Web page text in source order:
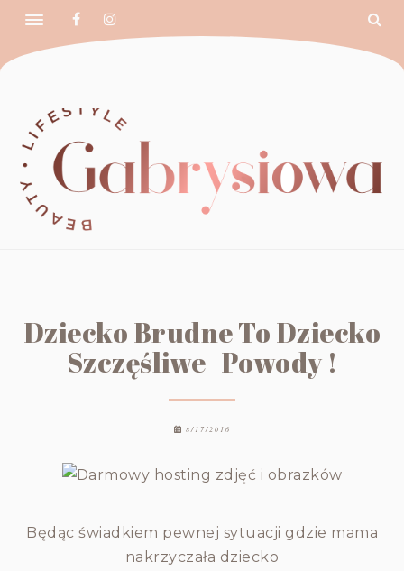
Dziecko Brudne To Dziecko
Szczęśliwe- Powody !
8/17/2016
Będąc świadkiem pewnej sytuacji gdzie mama
nakrzyczała dziecko